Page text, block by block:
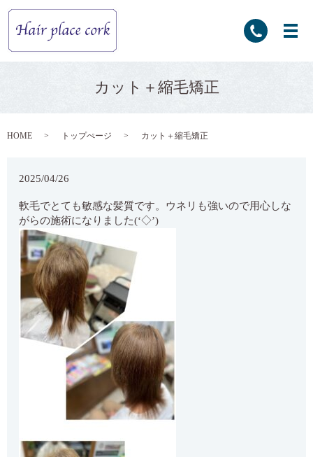
カット＋縮毛矯正
HOME トップぺージ カット＋縮毛矯正
2025/04/26
軟毛でとても敏感な髪質です。ウネリも強いので用心しな
がらの施術になりました(‘◇’)ゞ